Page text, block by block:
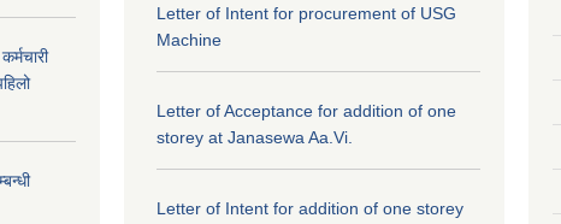
Letter of Intent for procurement of USG
Machine
Letter of Acceptance for addition of one
storey at Janasewa Aa.Vi.
Letter of Intent for addition of one storey